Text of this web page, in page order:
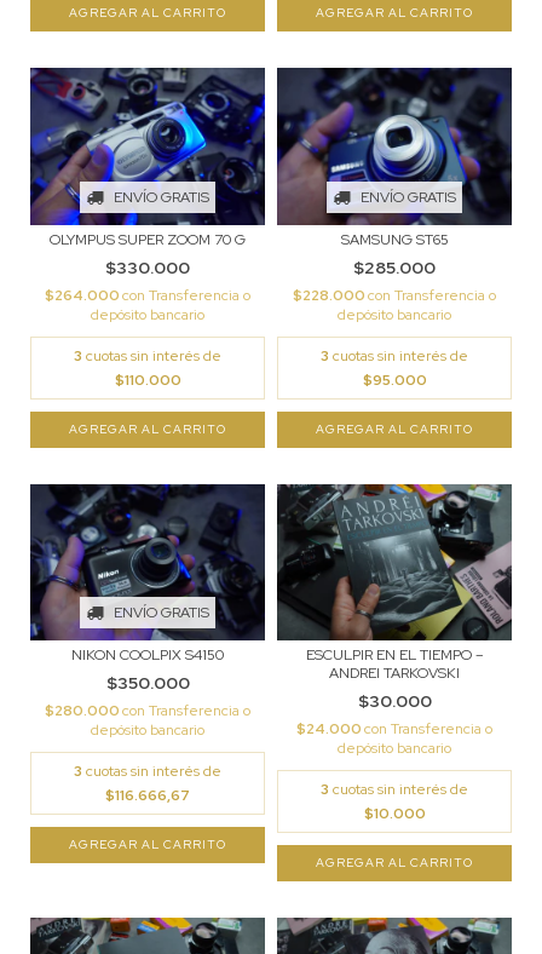
ENVÍO GRATIS
OLYMPUS SUPER ZOOM 70 G
$330.000
$264.000con Transferencia o
depósito bancario
3 cuotas sin interés de
$110.000
ENVÍO GRATIS
SAMSUNG ST65
$285.000
$228.000con Transferencia o
depósito bancario
3 cuotas sin interés de
$95.000
ENVÍO GRATIS
NIKON COOLPIX S4150
$350.000
$280.000con Transferencia o
depósito bancario
3 cuotas sin interés de
$116.666,67
ESCULPIR EN EL TIEMPO –
ANDREI TARKOVSKI
$30.000
$24.000con Transferencia o
depósito bancario
3 cuotas sin interés de
$10.000